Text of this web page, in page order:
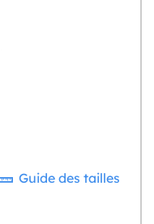
Guide des tailles